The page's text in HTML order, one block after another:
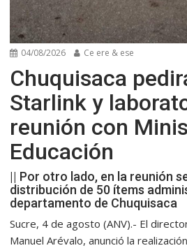
04/08/2026 Ce ere & ese
Chuquisaca
Starlink y
reunión con
Educación
|| Por otro lado, en la reunión
distribución de 50 ítems
departamento de Chuquisaca
Sucre, 4 de agosto (ANV).- El
Manuel Arévalo, anunció la